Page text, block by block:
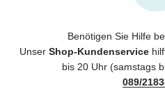
Benötigen Sie Hilfe
Unser Shop-Kundenservice
bis 20 Uhr (samstags
089/